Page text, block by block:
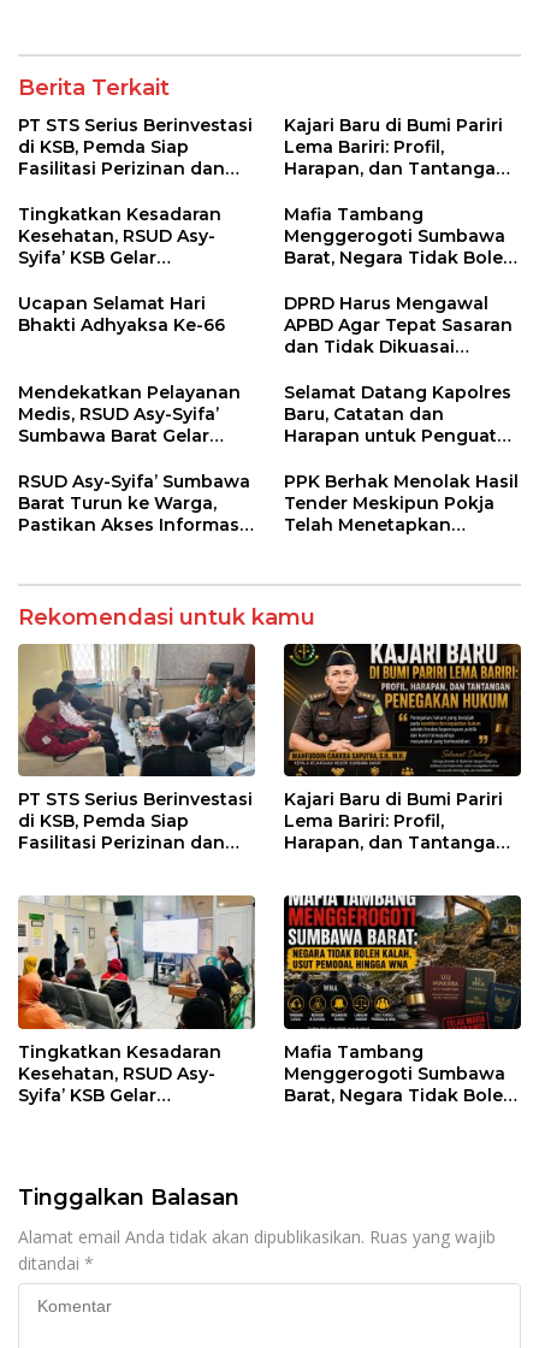
Berita Terkait
PT STS Serius Berinvestasi
di KSB, Pemda Siap
Fasilitasi Perizinan dan
Regulasi
Kajari Baru di Bumi Pariri
Lema Bariri: Profil,
Harapan, dan Tantangan
Tingkatkan Kesadaran
Kesehatan, RSUD Asy-
Syifa’ KSB Gelar
Melitus pada Lansia
Mafia Tambang
Menggerogoti Sumbawa
Barat, Negara Tidak Boleh
hingga WNA
Ucapan Selamat Hari
Bhakti Adhyaksa Ke-66
DPRD Harus Mengawal
APBD Agar Tepat Sasaran
dan Tidak Dikuasai
Tertentu
Mendekatkan Pelayanan
Medis, RSUD Asy-Syifa’
Sumbawa Barat Gelar
Kesehatan di Taliwang
Selamat Datang Kapolres
Baru, Catatan dan
Harapan untuk Penguatan
RSUD Asy-Syifa’ Sumbawa
Barat Turun ke Warga,
Pastikan Akses Informasi
PPK Berhak Menolak Hasil
Tender Meskipun Pokja
Telah Menetapkan
Rekomendasi untuk kamu
PT STS Serius Berinvestasi
di KSB, Pemda Siap
Fasilitasi Perizinan dan
Kajari Baru di Bumi Pariri
Lema Bariri: Profil,
Harapan, dan Tantangan
Tingkatkan Kesadaran
Kesehatan, RSUD Asy-
Syifa’ KSB Gelar
Mafia Tambang
Menggerogoti Sumbawa
Barat, Negara Tidak Boleh
Tinggalkan Balasan
Alamat email Anda tidak akan dipublikasikan. Ruas yang wajib
ditandai *